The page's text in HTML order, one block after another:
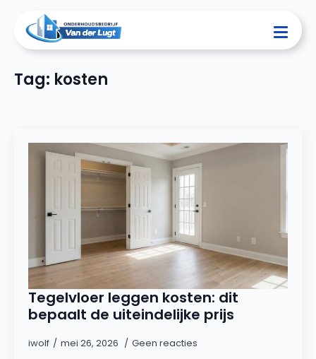
Tag: kosten
Tegelvloer leggen kosten: dit
bepaalt de uiteindelijke prijs
iwolf mei 26, 2026 Geen reacties